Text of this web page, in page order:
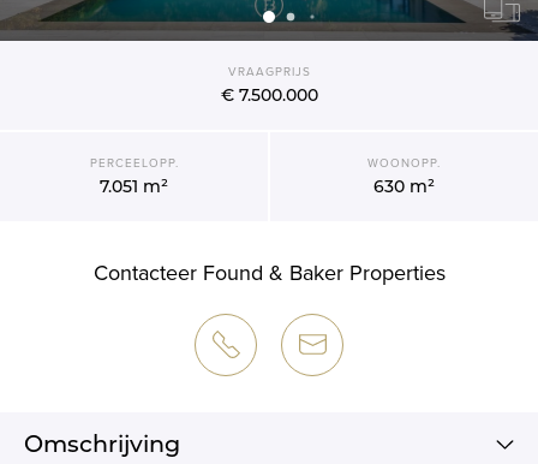
VRAAGPRIJS
€ 7.500.000
PERCEELOPP.
7.051 m²
WOONOPP.
630 m²
Contacteer Found & Baker Properties
Omschrijving